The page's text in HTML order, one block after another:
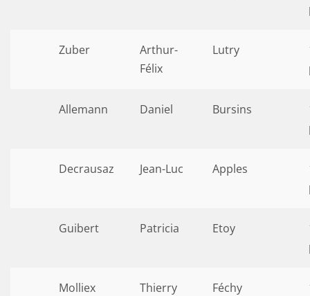
Zuber
Arthur-
Félix
Lutry
Allemann Daniel Bursins
Decrausaz Jean-Luc Apples
Guibert Patricia Etoy
Molliex Thierry Féchy